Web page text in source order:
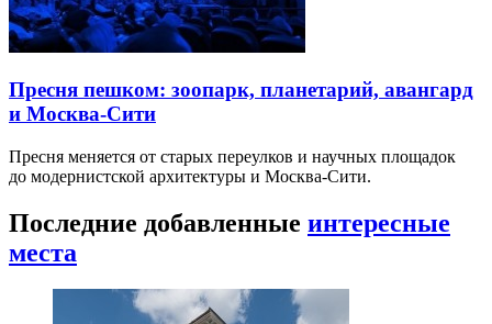
Пресня пешком: зоопарк, планетарий, авангард
и Москва-Сити
Пресня меняется от старых переулков и научных площадок
до модернистской архитектуры и Москва-Сити.
Последние добавленные интересные
места